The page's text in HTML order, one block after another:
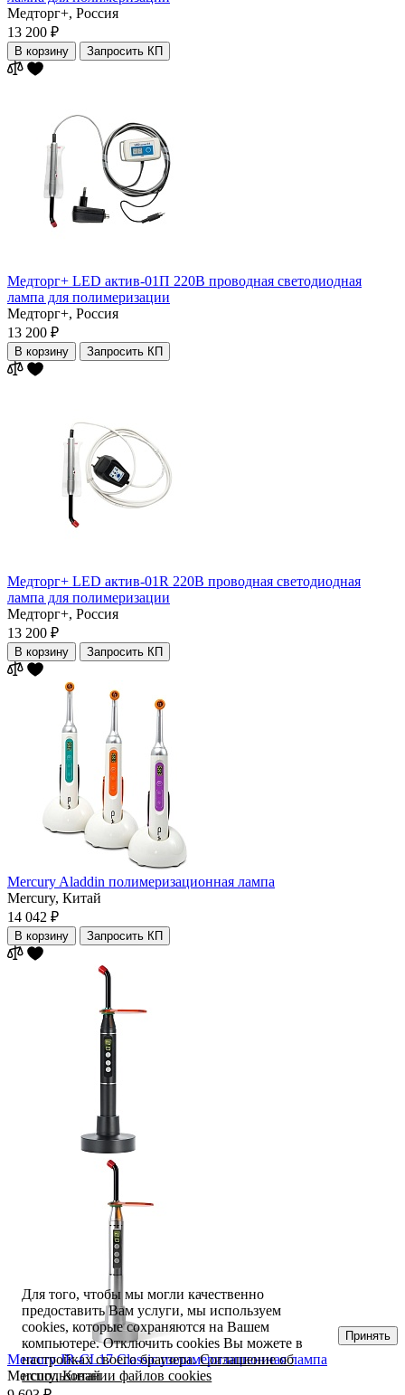
Медторг+, Россия
13 200 ₽
В корзину Запросить КП
Медторг+ LED актив-01П 220В проводная светодиодная
лампа для полимеризации
Медторг+, Россия
13 200 ₽
В корзину Запросить КП
Медторг+ LED актив-01R 220В проводная светодиодная
лампа для полимеризации
Медторг+, Россия
13 200 ₽
В корзину Запросить КП
Mercury Aladdin полимеризационная лампа
Mercury, Китай
14 042 ₽
В корзину Запросить КП
Mercury JR-CL17 Classic полимеризационная лампа
Mercury,Китай
Для того, чтобы мы могли качественно
предоставить Вам услуги, мы используем
cookies, которые сохраняются на Вашем
компьютере. Отключить cookies Вы можете в
настройках своего браузера.Соглашение об
использовании файлов cookies
Принять